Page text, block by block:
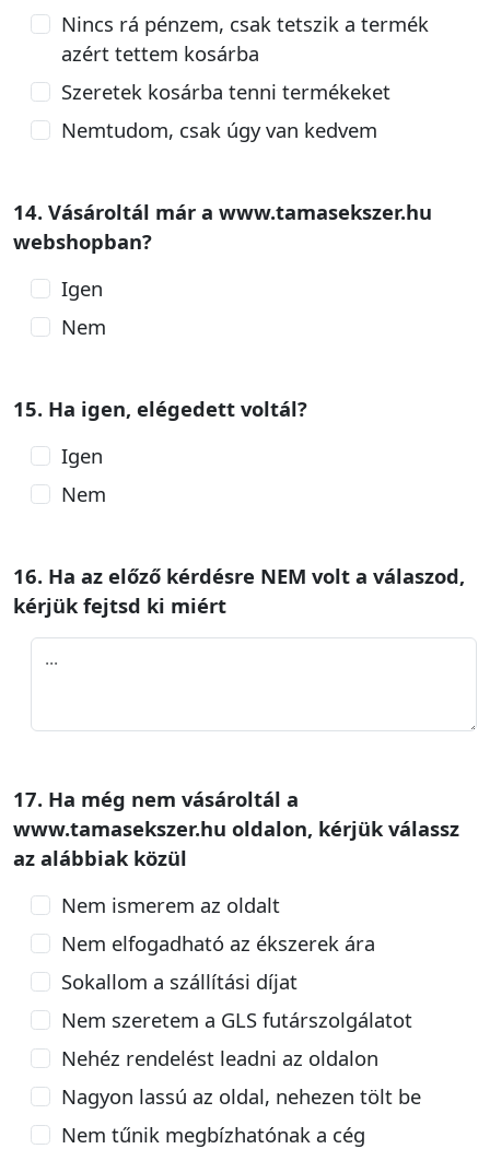
Nincs rá pénzem, csak tetszik a termék
azért tettem kosárba
Szeretek kosárba tenni termékeket
Nemtudom, csak úgy van kedvem
14. Vásároltál már a www.tamasekszer.hu
webshopban?
Igen
Nem
15. Ha igen, elégedett voltál?
Igen
Nem
16. Ha az előző kérdésre NEM volt a válaszod,
kérjük fejtsd ki miért
17. Ha még nem vásároltál a
www.tamasekszer.hu oldalon, kérjük válassz
az alábbiak közül
Nem ismerem az oldalt
Nem elfogadható az ékszerek ára
Sokallom a szállítási díjat
Nem szeretem a GLS futárszolgálatot
Nehéz rendelést leadni az oldalon
Nagyon lassú az oldal, nehezen tölt be
Nem tűnik megbízhatónak a cég